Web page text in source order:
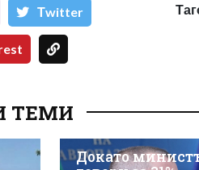
Тwitter
ТЕМИ
Докато